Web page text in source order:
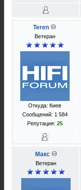
Teren
Ветеран
Откуда: Киев
Сообщений: 1 584
Репутация: 25
Макс
Ветеран